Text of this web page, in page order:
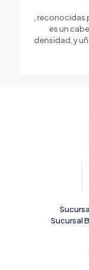
,
es un
densidad, y
Sucursal